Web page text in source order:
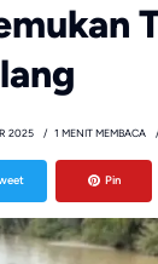
2025 1 MENIT MEMBACA
Pin